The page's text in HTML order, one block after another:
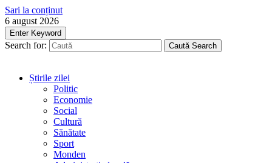
Sari la conținut
6 august 2026
Enter Keyword
Search for: Caută Search
Știrile zilei
Politic
Economie
Social
Cultură
Sănătate
Sport
Monden